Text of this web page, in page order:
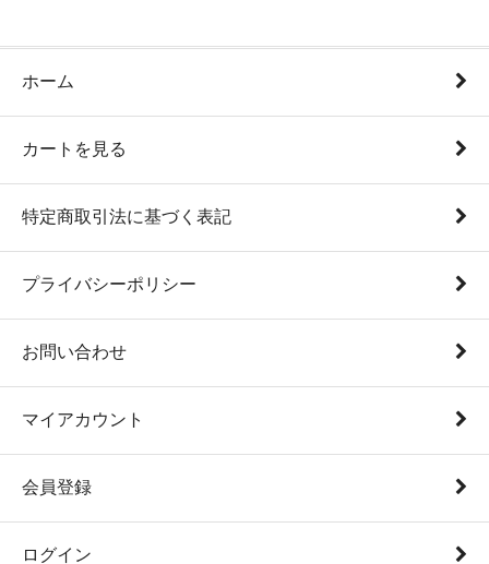
ホーム
カートを見る
特定商取引法に基づく表記
プライバシーポリシー
お問い合わせ
マイアカウント
会員登録
ログイン